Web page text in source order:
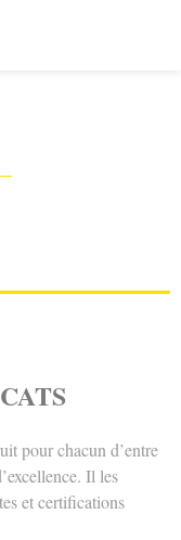
pour chacun d’entre
Il les
et certifications